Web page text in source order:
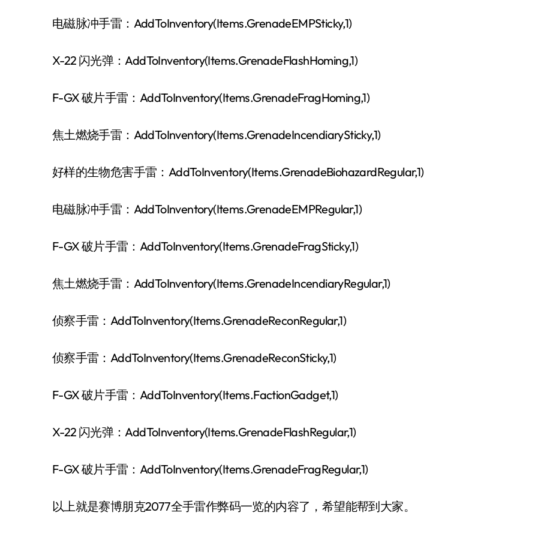
电磁脉冲手雷：AddToInventory(Items.GrenadeEMPSticky,1)
X-22 闪光弹：AddToInventory(Items.GrenadeFlashHoming,1)
F-GX 破片手雷：AddToInventory(Items.GrenadeFragHoming,1)
焦土燃烧手雷：AddToInventory(Items.GrenadeIncendiarySticky,1)
好样的生物危害手雷：AddToInventory(Items.GrenadeBiohazardRegular,1)
电磁脉冲手雷：AddToInventory(Items.GrenadeEMPRegular,1)
F-GX 破片手雷：AddToInventory(Items.GrenadeFragSticky,1)
焦土燃烧手雷：AddToInventory(Items.GrenadeIncendiaryRegular,1)
侦察手雷：AddToInventory(Items.GrenadeReconRegular,1)
侦察手雷：AddToInventory(Items.GrenadeReconSticky,1)
F-GX 破片手雷：AddToInventory(Items.FactionGadget,1)
X-22 闪光弹：AddToInventory(Items.GrenadeFlashRegular,1)
F-GX 破片手雷：AddToInventory(Items.GrenadeFragRegular,1)
以上就是赛博朋克2077全手雷作弊码一览的内容了，希望能帮到大家。